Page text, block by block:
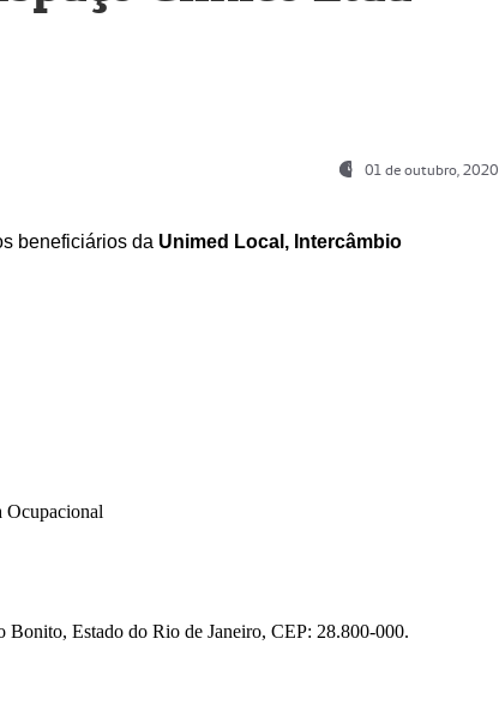
01 de outubro, 2020
beneficiários da Unimed Local, Intercâmbio
Ocupacional
Estado do Rio de Janeiro, CEP: 28.800-000.